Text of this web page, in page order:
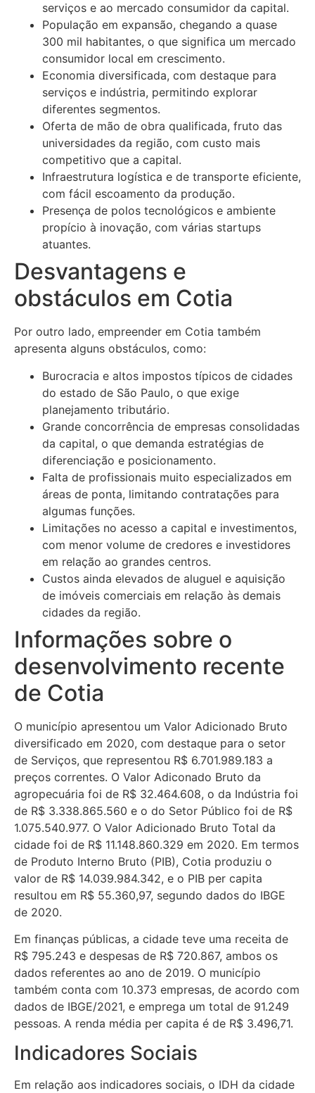
serviços e ao mercado consumidor da capital.
População em expansão, chegando a quase
300 mil habitantes, o que significa um mercado
consumidor local em crescimento.
Economia diversificada, com destaque para
serviços e indústria, permitindo explorar
diferentes segmentos.
Oferta de mão de obra qualificada, fruto das
universidades da região, com custo mais
competitivo que a capital.
Infraestrutura logística e de transporte eficiente,
com fácil escoamento da produção.
Presença de polos tecnológicos e ambiente
propício à inovação, com várias startups
atuantes.
Desvantagens e
obstáculos em Cotia
Por outro lado, empreender em Cotia também
apresenta alguns obstáculos, como:
Burocracia e altos impostos típicos de cidades
do estado de São Paulo, o que exige
planejamento tributário.
Grande concorrência de empresas consolidadas
da capital, o que demanda estratégias de
diferenciação e posicionamento.
Falta de profissionais muito especializados em
áreas de ponta, limitando contratações para
algumas funções.
Limitações no acesso a capital e investimentos,
com menor volume de credores e investidores
em relação ao grandes centros.
Custos ainda elevados de aluguel e aquisição
de imóveis comerciais em relação às demais
cidades da região.
Informações sobre o
desenvolvimento recente
de Cotia
O município apresentou um Valor Adicionado Bruto
diversificado em 2020, com destaque para o setor
de Serviços, que representou R$ 6.701.989.183 a
preços correntes. O Valor Adiconado Bruto da
agropecuária foi de R$ 32.464.608, o da Indústria foi
de R$ 3.338.865.560 e o do Setor Público foi de R$
1.075.540.977. O Valor Adicionado Bruto Total da
cidade foi de R$ 11.148.860.329 em 2020. Em termos
de Produto Interno Bruto (PIB), Cotia produziu o
valor de R$ 14.039.984.342, e o PIB per capita
resultou em R$ 55.360,97, segundo dados do IBGE
de 2020.
Em finanças públicas, a cidade teve uma receita de
R$ 795.243 e despesas de R$ 720.867, ambos os
dados referentes ao ano de 2019. O município
também conta com 10.373 empresas, de acordo com
dados de IBGE/2021, e emprega um total de 91.249
pessoas. A renda média per capita é de R$ 3.496,71.
Indicadores Sociais
Em relação aos indicadores sociais, o IDH da cidade